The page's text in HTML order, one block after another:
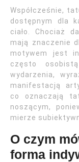
Współcześnie,
dostępnym dla
ciało. Chociaż
mają znaczenie
motywem jest
często
wydarzenia,
manifestacją
co oznaczają
noszącym,
mierze
O czym
forma